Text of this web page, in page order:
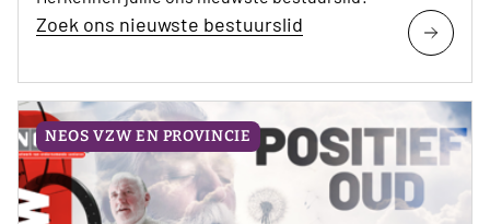
Zoek ons nieuwste bestuurslid
NEOS VZW EN PROVINCIE